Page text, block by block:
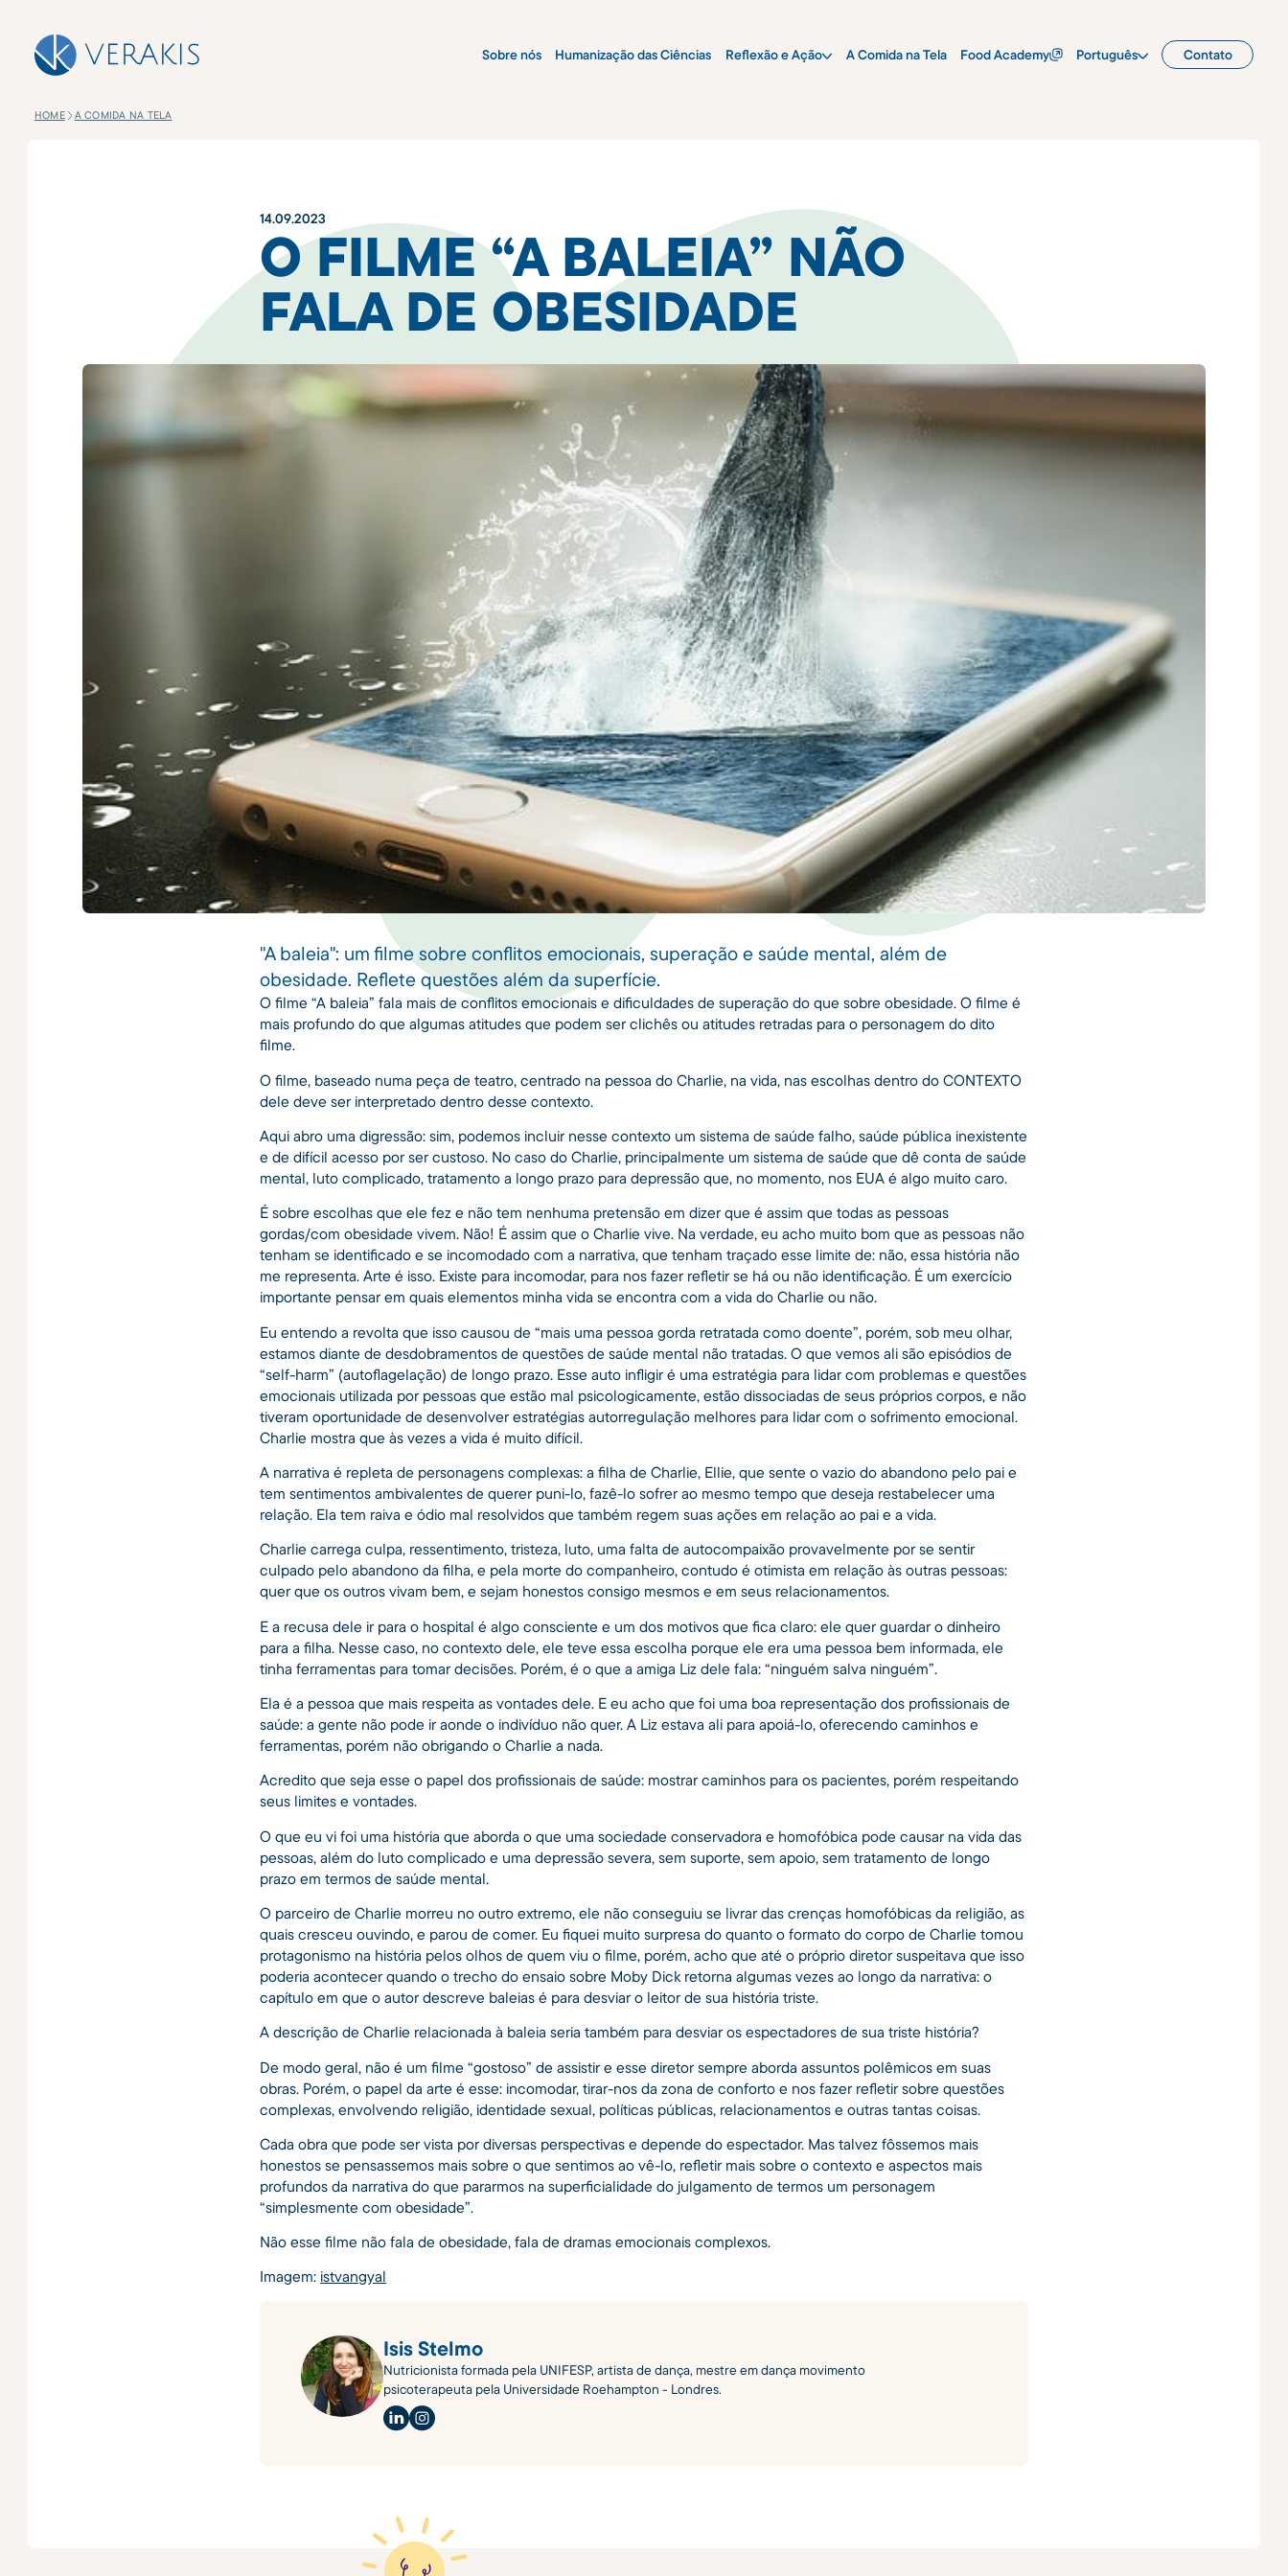
Sobre nós Humanização das Ciências Reflexão e Ação A Comida na Tela Food Academy Português Contato
HOME A COMIDA NA TELA
14.09.2023
O FILME “A BALEIA” NÃO
FALA DE OBESIDADE
"A baleia": um filme sobre conflitos emocionais, superação e saúde mental, além de
obesidade. Reflete questões além da superfície.
O filme “A baleia” fala mais de conflitos emocionais e dificuldades de superação do que sobre obesidade. O filme é
mais profundo do que algumas atitudes que podem ser clichês ou atitudes retradas para o personagem do dito
filme.
O filme, baseado numa peça de teatro, centrado na pessoa do Charlie, na vida, nas escolhas dentro do CONTEXTO
dele deve ser interpretado dentro desse contexto.
Aqui abro uma digressão: sim, podemos incluir nesse contexto um sistema de saúde falho, saúde pública inexistente
e de difícil acesso por ser custoso. No caso do Charlie, principalmente um sistema de saúde que dê conta de saúde
mental, luto complicado, tratamento a longo prazo para depressão que, no momento, nos EUA é algo muito caro.
É sobre escolhas que ele fez e não tem nenhuma pretensão em dizer que é assim que todas as pessoas
gordas/com obesidade vivem. Não! É assim que o Charlie vive. Na verdade, eu acho muito bom que as pessoas não
tenham se identificado e se incomodado com a narrativa, que tenham traçado esse limite de: não, essa história não
me representa. Arte é isso. Existe para incomodar, para nos fazer refletir se há ou não identificação. É um exercício
importante pensar em quais elementos minha vida se encontra com a vida do Charlie ou não.
Eu entendo a revolta que isso causou de “mais uma pessoa gorda retratada como doente”, porém, sob meu olhar,
estamos diante de desdobramentos de questões de saúde mental não tratadas. O que vemos ali são episódios de
“self-harm” (autoflagelação) de longo prazo. Esse auto infligir é uma estratégia para lidar com problemas e questões
emocionais utilizada por pessoas que estão mal psicologicamente, estão dissociadas de seus próprios corpos, e não
tiveram oportunidade de desenvolver estratégias autorregulação melhores para lidar com o sofrimento emocional.
Charlie mostra que às vezes a vida é muito difícil.
A narrativa é repleta de personagens complexas: a filha de Charlie, Ellie, que sente o vazio do abandono pelo pai e
tem sentimentos ambivalentes de querer puni-lo, fazê-lo sofrer ao mesmo tempo que deseja restabelecer uma
relação. Ela tem raiva e ódio mal resolvidos que também regem suas ações em relação ao pai e a vida.
Charlie carrega culpa, ressentimento, tristeza, luto, uma falta de autocompaixão provavelmente por se sentir
culpado pelo abandono da filha, e pela morte do companheiro, contudo é otimista em relação às outras pessoas:
quer que os outros vivam bem, e sejam honestos consigo mesmos e em seus relacionamentos.
E a recusa dele ir para o hospital é algo consciente e um dos motivos que fica claro: ele quer guardar o dinheiro
para a filha. Nesse caso, no contexto dele, ele teve essa escolha porque ele era uma pessoa bem informada, ele
tinha ferramentas para tomar decisões. Porém, é o que a amiga Liz dele fala: “ninguém salva ninguém”.
Ela é a pessoa que mais respeita as vontades dele. E eu acho que foi uma boa representação dos profissionais de
saúde: a gente não pode ir aonde o indivíduo não quer. A Liz estava ali para apoiá-lo, oferecendo caminhos e
ferramentas, porém não obrigando o Charlie a nada.
Acredito que seja esse o papel dos profissionais de saúde: mostrar caminhos para os pacientes, porém respeitando
seus limites e vontades.
O que eu vi foi uma história que aborda o que uma sociedade conservadora e homofóbica pode causar na vida das
pessoas, além do luto complicado e uma depressão severa, sem suporte, sem apoio, sem tratamento de longo
prazo em termos de saúde mental.
O parceiro de Charlie morreu no outro extremo, ele não conseguiu se livrar das crenças homofóbicas da religião, as
quais cresceu ouvindo, e parou de comer. Eu fiquei muito surpresa do quanto o formato do corpo de Charlie tomou
protagonismo na história pelos olhos de quem viu o filme, porém, acho que até o próprio diretor suspeitava que isso
poderia acontecer quando o trecho do ensaio sobre Moby Dick retorna algumas vezes ao longo da narrativa: o
capítulo em que o autor descreve baleias é para desviar o leitor de sua história triste.
A descrição de Charlie relacionada à baleia seria também para desviar os espectadores de sua triste história?
De modo geral, não é um filme “gostoso” de assistir e esse diretor sempre aborda assuntos polêmicos em suas
obras. Porém, o papel da arte é esse: incomodar, tirar-nos da zona de conforto e nos fazer refletir sobre questões
complexas, envolvendo religião, identidade sexual, políticas públicas, relacionamentos e outras tantas coisas.
Cada obra que pode ser vista por diversas perspectivas e depende do espectador. Mas talvez fôssemos mais
honestos se pensassemos mais sobre o que sentimos ao vê-lo, refletir mais sobre o contexto e aspectos mais
profundos da narrativa do que pararmos na superficialidade do julgamento de termos um personagem
“simplesmente com obesidade”.
Não esse filme não fala de obesidade, fala de dramas emocionais complexos.
Imagem: istvangyal
Isis Stelmo
Nutricionista formada pela UNIFESP, artista de dança, mestre em dança movimento
psicoterapeuta pela Universidade Roehampton - Londres.